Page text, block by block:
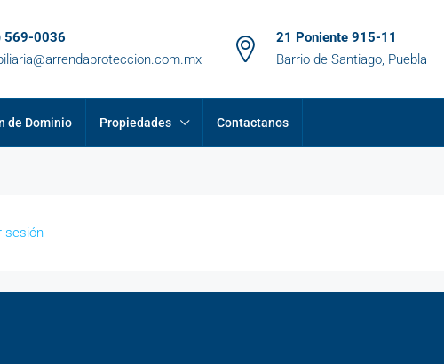
569-0036
21 Poniente 915-11
Barrio de Santiago, Puebla
de Dominio Propiedades Contactanos
sesión